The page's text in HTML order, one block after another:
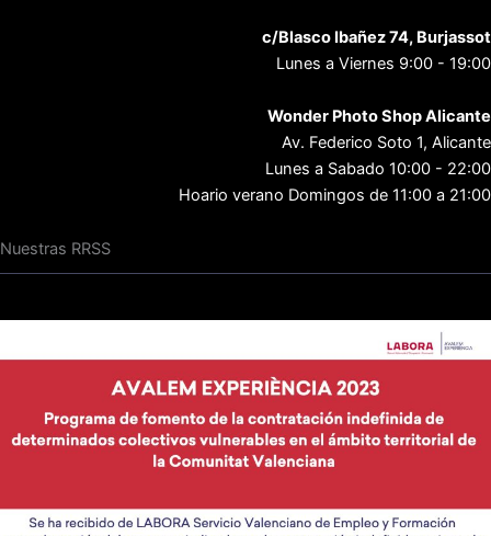
c/Blasco Ibañez 74, Burjassot
Lunes a Viernes 9:00 - 19:00
Wonder Photo Shop Alicante
Av. Federico Soto 1, Alicante
Lunes a Sabado 10:00 - 22:00
Hoario verano Domingos de 11:00 a 21:00
Nuestras RRSS